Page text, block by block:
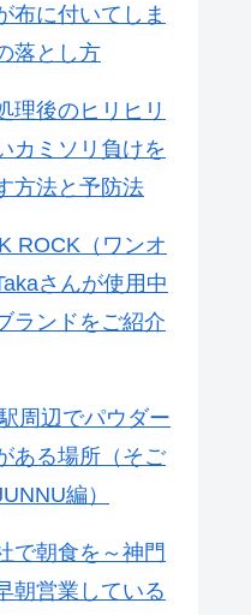
布に付いてしま
落とし方
理後のヒリヒリ
カミソリ負けを
方法と予防法
ROCK（ワンオ
さんが使用中
ランドをご紹介
周辺でパウダー
ある場所（そご
編）
で朝食を～神門
朝営業している